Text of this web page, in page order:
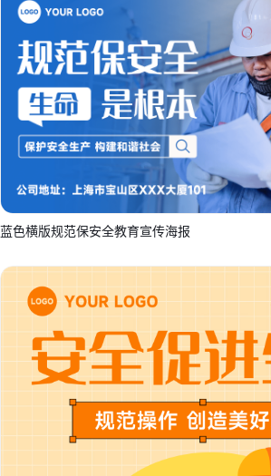
蓝色横版规范保安全教育宣传海报